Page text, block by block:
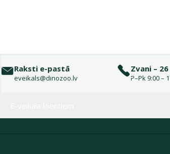
Raksti e-pastā
eveikals@dinozoo.lv
Zvani –
P–Pk 9:00 –